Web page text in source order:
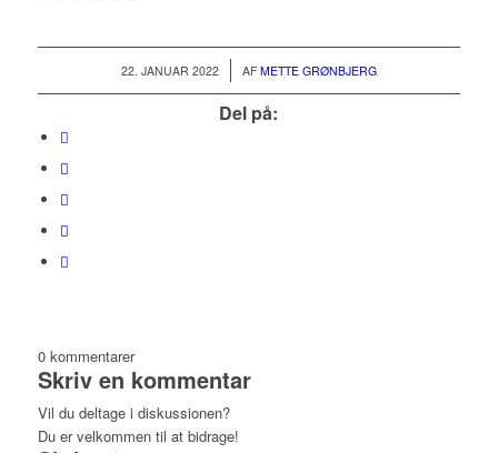
22. JANUAR 2022
/ AF METTE GRØNBJERG
Del på:
0 kommentarer
Skriv en kommentar
Vil du deltage i diskussionen?
Du er velkommen til at bidrage!